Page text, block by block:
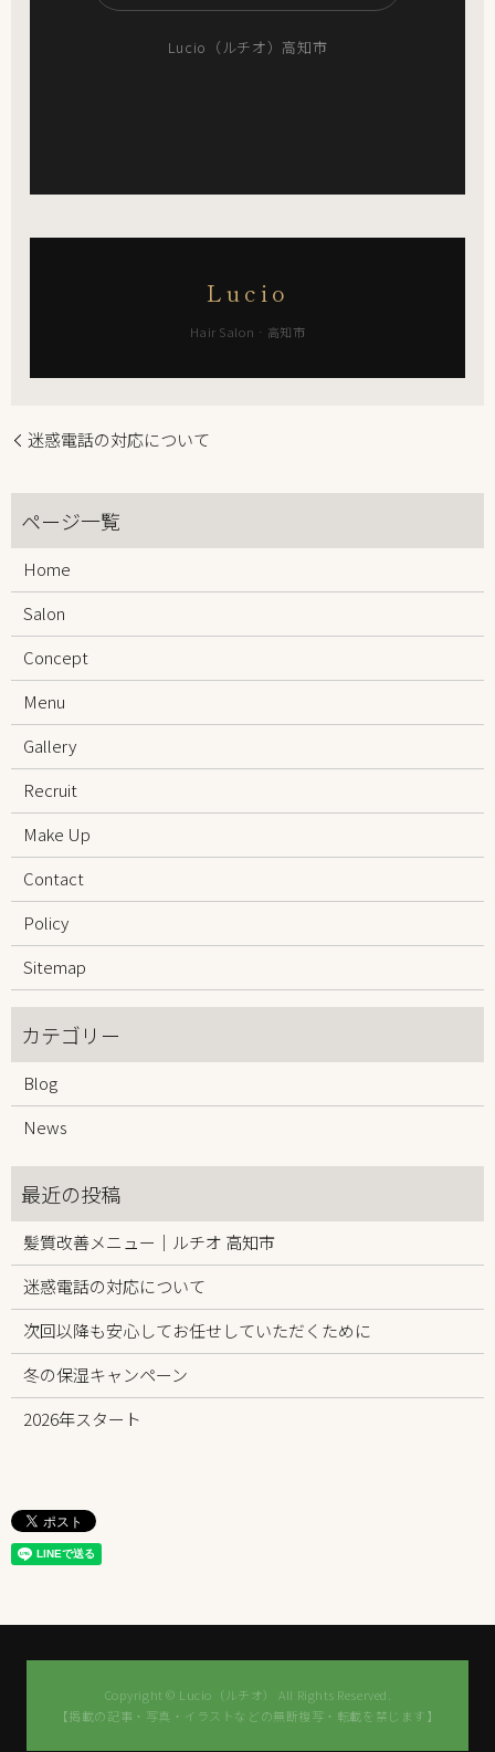
Lucio（ルチオ）高知市
Lucio
Hair Salon · 高知市
迷惑電話の対応について
Home
Salon
Concept
Menu
Gallery
Recruit
Make Up
Contact
Policy
Sitemap
Blog
News
髪質改善メニュー｜ルチオ 高知市
迷惑電話の対応について
次回以降も安心してお任せしていただくために
冬の保湿キャンペーン
2026年スタート
Copyright © Lucio（ルチオ） All Rights Reserved.
【掲載の記事・写真・イラストなどの無断複写・転載を禁じます】